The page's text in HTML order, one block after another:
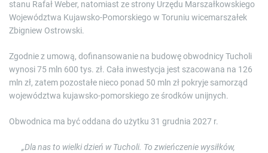
stanu Rafał Weber, natomiast ze strony Urzędu Marszałkowskiego
Województwa Kujawsko-Pomorskiego w Toruniu wicemarszałek
Zbigniew Ostrowski.
Zgodnie z umową, dofinansowanie na budowę obwodnicy Tucholi
wynosi 75 mln 600 tys. zł. Cała inwestycja jest szacowana na 126
mln zł, zatem pozostałe nieco ponad 50 mln zł pokryje samorząd
województwa kujawsko-pomorskiego ze środków unijnych.
Obwodnica ma być oddana do użytku 31 grudnia 2027 r.
„Dla nas to wielki dzień w Tucholi. To zwieńczenie wysiłków,